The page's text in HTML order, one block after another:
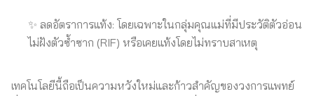
✨ ลดอัตราการแท้ง: โดยเฉพาะในกลุ่มคุณแม่ที่มีประวัติตัวอ่อน
ไม่ฝังตัวซ้ำซาก (RIF) หรือเคยแท้งโดยไม่ทราบสาเหตุ
เทคโนโลยีนี้ถือเป็นความหวังใหม่และก้าวสำคัญของวงการแพทย์